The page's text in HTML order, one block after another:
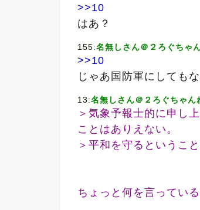
>>10
はあ？
155:名無しさん＠２ろぐちゃ
>>10
じゃあ国防軍にしても
13:名無しさん＠２ろぐちゃん
＞気象予報士的に申し
ことはありえない。
＞平和を守るというこ
ちょっと何を言ってい